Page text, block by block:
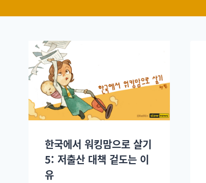
한국에서 워킹맘으로 살기
5: 저출산 대책 겉도는 이
유